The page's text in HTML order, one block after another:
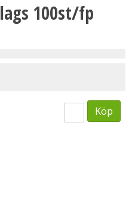
100st/fp
Köp